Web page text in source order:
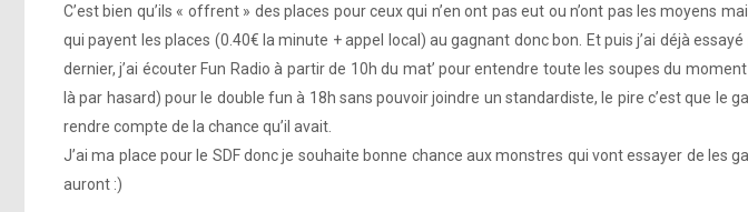
C’est bien qu’ils « offrent » des places pour ceux qui n’en ont pas eut ou n’ont pas les moyens
qui payent les places (0.40€ la minute + appel local) au gagnant donc bon. Et puis j’ai déjà
dernier, j’ai écouter Fun Radio à partir de 10h du mat’ pour entendre toute les soupes du
là par hasard) pour le double fun à 18h sans pouvoir joindre un standardiste, le pire c’est que le
rendre compte de la chance qu’il avait.
J’ai ma place pour le SDF donc je souhaite bonne chance aux monstres qui vont essayer de les
auront :)